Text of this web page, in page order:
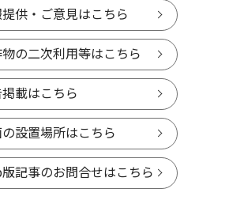
供・ご意見はこちら
の二次利用等はこちら
載はこちら
設置場所はこちら
記事のお問合せはこちら